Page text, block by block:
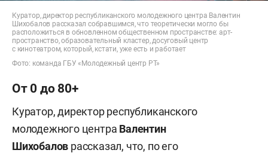
Куратор, директор республиканского молодежного центра Валентин
Шихобалов рассказал собравшимся, что теоретически могло бы
расположиться в обновленном общественном пространстве: арт-
пространство, образовательный кластер, досуговый центр
с кинотеатром, который, кстати, уже есть и работает
Фото: команда ГБУ «Молодежный центр РТ»
От 0 до 80+
Куратор, директор республиканского
молодежного центра Валентин
Шихобалов рассказал, что, по его